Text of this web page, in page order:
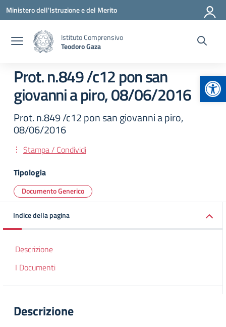
Vai ai contenuti
Vai al menu di navigazione
Vai al footer
Ministero dell'Istruzione e del Merito
Istituto Comprensivo
Teodoro Gaza
Prot. n.849 /c12 pon san
giovanni a piro, 08/06/2016
Prot. n.849 /c12 pon san giovanni a piro,
08/06/2016
Stampa / Condividi
Tipologia
Documento Generico
Indice della pagina
Descrizione
I Documenti
Descrizione